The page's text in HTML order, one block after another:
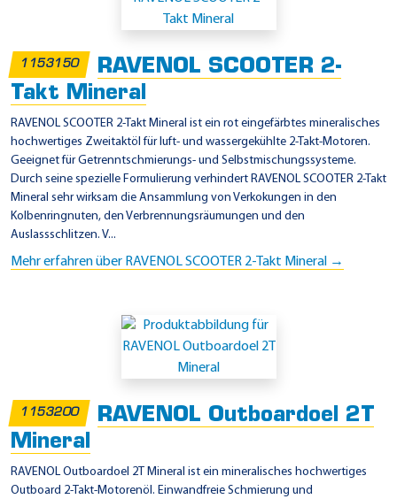
1153150
RAVENOL SCOOTER 2-
Takt Mineral
RAVENOL SCOOTER 2-Takt Mineral ist ein rot eingefärbtes mineralisches
hochwertiges Zweitaktöl für luft- und wassergekühlte 2-Takt-Motoren.
Geeignet für Getrenntschmierungs- und Selbstmischungssysteme.
Durch seine spezielle Formulierung verhindert RAVENOL SCOOTER 2-Takt
Mineral sehr wirksam die Ansammlung von Verkokungen in den
Kolbenringnuten, den Verbrennungsräumungen und den
Auslassschlitzen. V...
Mehr erfahren über RAVENOL SCOOTER 2-Takt Mineral →
1153200
RAVENOL Outboardoel 2T
Mineral
RAVENOL Outboardoel 2T Mineral ist ein mineralisches hochwertiges
Outboard 2-Takt-Motorenöl. Einwandfreie Schmierung und